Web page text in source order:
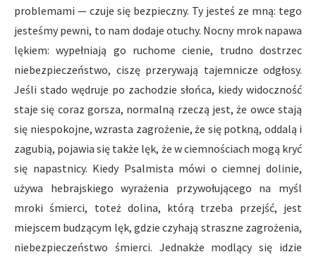
problemami — czuje się bezpieczny. Ty jesteś ze mną: tego
jesteśmy pewni, to nam dodaje otuchy. Nocny mrok napawa
lękiem: wypełniają go ruchome cienie, trudno dostrzec
niebezpieczeństwo, ciszę przerywają tajemnicze odgłosy.
Jeśli stado wędruje po zachodzie słońca, kiedy widoczność
staje się coraz gorsza, normalną rzeczą jest, że owce stają
się niespokojne, wzrasta zagrożenie, że się potkną, oddalą i
zagubią, pojawia się także lęk, że w ciemnościach mogą kryć
się napastnicy. Kiedy Psalmista mówi o ciemnej dolinie,
używa hebrajskiego wyrażenia przywołującego na myśl
mroki śmierci, toteż dolina, którą trzeba przejść, jest
miejscem budzącym lęk, gdzie czyhają straszne zagrożenia,
niebezpieczeństwo śmierci. Jednakże modlący się idzie